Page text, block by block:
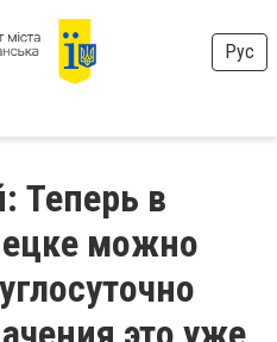
Рус
Теперь в
можно